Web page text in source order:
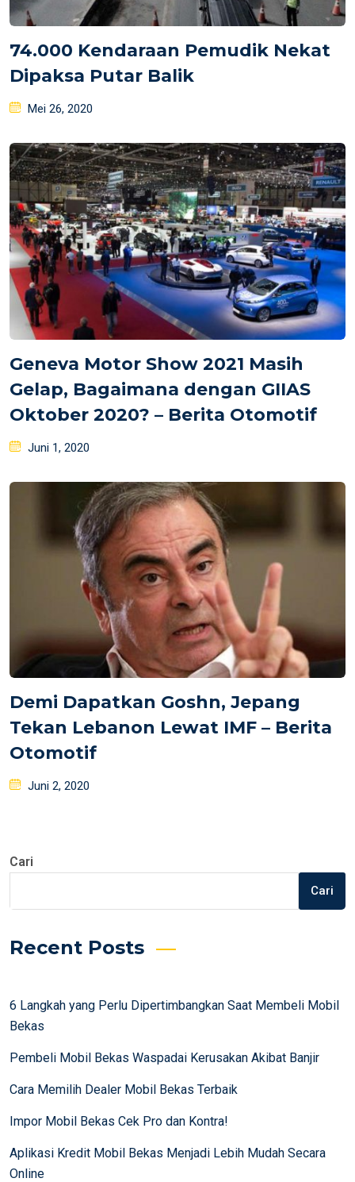
74.000 Kendaraan Pemudik Nekat
Dipaksa Putar Balik
Posted
Mei 26, 2020
Geneva Motor Show 2021 Masih
Gelap, Bagaimana dengan GIIAS
Oktober 2020? – Berita Otomotif
Posted
Juni 1, 2020
Demi Dapatkan Goshn, Jepang
Tekan Lebanon Lewat IMF – Berita
Otomotif
Posted
Juni 2, 2020
Cari
Cari
Recent Posts
6 Langkah yang Perlu Dipertimbangkan Saat Membeli Mobil
Bekas
Pembeli Mobil Bekas Waspadai Kerusakan Akibat Banjir
Cara Memilih Dealer Mobil Bekas Terbaik
Impor Mobil Bekas Cek Pro dan Kontra!
Aplikasi Kredit Mobil Bekas Menjadi Lebih Mudah Secara
Online